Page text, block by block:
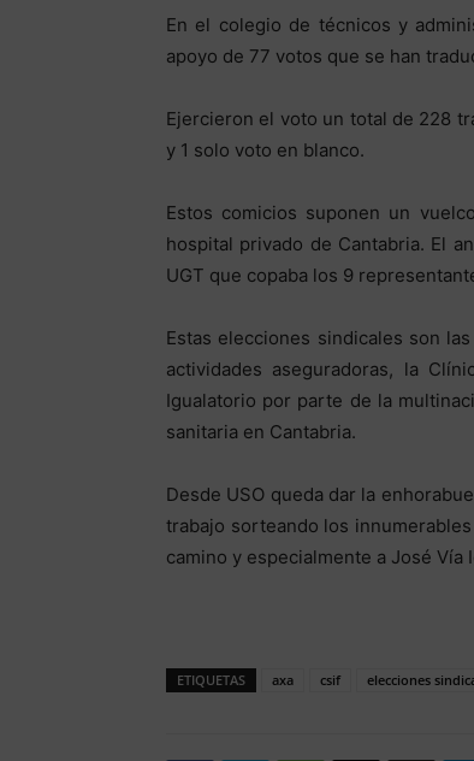
En el colegio de técnicos y
apoyo de 77 votos que se han
Ejercieron el voto un total de 228
y 1 solo voto en blanco.
Estos comicios suponen un
hospital privado de Cantabria. El
UGT que copaba los 9
Estas elecciones sindicales son
actividades aseguradoras, la
Igualatorio por parte de la
sanitaria en Cantabria.
Desde USO queda dar la
trabajo sorteando los
camino y especialmente a José
ETIQUETAS axa csif elecciones